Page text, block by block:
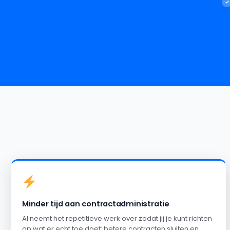
Minder tijd aan contractadministratie
AI neemt het repetitieve werk over zodat jij je kunt richten